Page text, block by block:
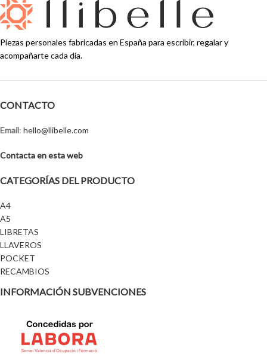
Piezas personales fabricadas en España para escribir, regalar y
acompañarte cada día.
CONTACTO
Email: hello@llibelle.com
Contacta en esta web
CATEGORÍAS DEL PRODUCTO
A4
A5
LIBRETAS
LLAVEROS
POCKET
RECAMBIOS
INFORMACIÓN SUBVENCIONES